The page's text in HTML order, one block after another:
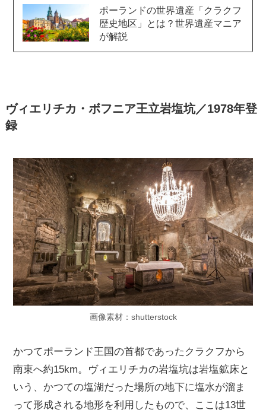
ポーランドの世界遺産「クラクフ
歴史地区」とは？世界遺産マニア
が解説
ヴィエリチカ・ボフニア王立岩塩坑／1978年登
録
画像素材：shutterstock
かつてポーランド王国の首都であったクラクフから
南東へ約15km。ヴィエリチカの岩塩坑は岩塩鉱床と
いう、かつての塩湖だった場所の地下に塩水が溜ま
って形成される地形を利用したもので、ここは13世